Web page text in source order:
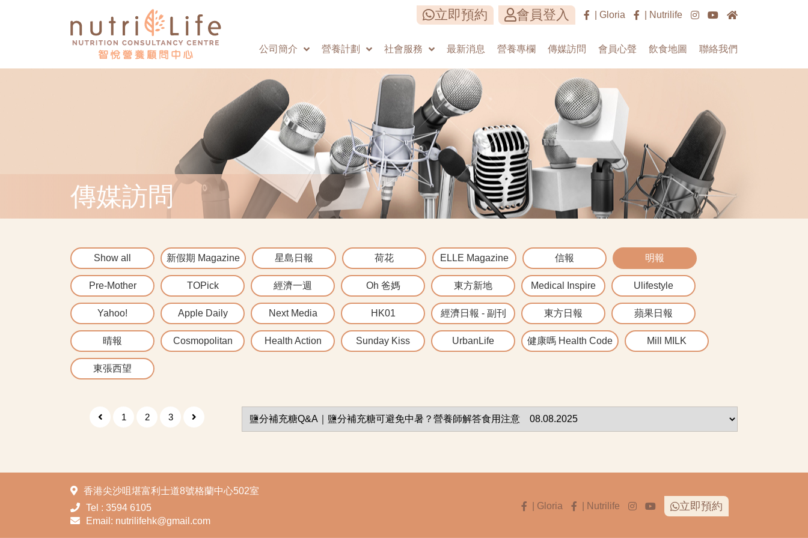
立即預約 會員登入 | Gloria | Nutrilife
公司簡介 營養計劃 社會服務 最新消息 營養專欄 傳媒訪問 會員心聲 飲食地圖 聯絡我們
傳媒訪問
Show all 新假期 Magazine 星島日報 荷花 ELLE Magazine 信報 明報
Pre-Mother TOPick 經濟一週 Oh 爸媽 東方新地 Medical Inspire Ulifestyle
Yahoo! Apple Daily Next Media HK01 經濟日報 - 副刊 東方日報 蘋果日報
晴報 Cosmopolitan Health Action Sunday Kiss UrbanLife 健康嗎 Health Code Mill MILK
東張西望
1 2 3
香港尖沙咀堪富利士道8號格蘭中心502室
Tel : 3594 6105
Email: nutrilifehk@gmail.com
| Gloria | Nutrilife 立即預約